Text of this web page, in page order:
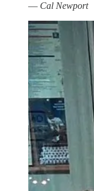
— Cal Newport